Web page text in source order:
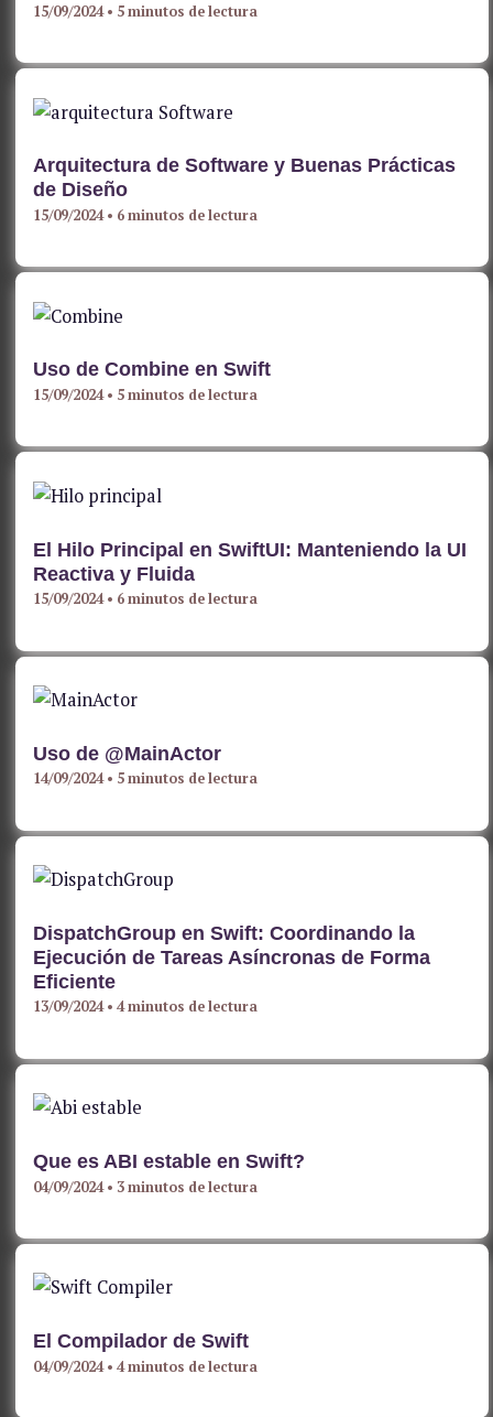
15/09/2024• 5 minutos de lectura
Arquitectura de Software y Buenas Prácticas
de Diseño
15/09/2024• 6 minutos de lectura
Uso de Combine en Swift
15/09/2024• 5 minutos de lectura
El Hilo Principal en SwiftUI: Manteniendo la UI
Reactiva y Fluida
15/09/2024• 6 minutos de lectura
Uso de @MainActor
14/09/2024• 5 minutos de lectura
DispatchGroup en Swift: Coordinando la
Ejecución de Tareas Asíncronas de Forma
Eficiente
13/09/2024•4 minutos de lectura
Que es ABI estable en Swift?
04/09/2024• 3 minutos de lectura
El Compilador de Swift
04/09/2024•4 minutos de lectura